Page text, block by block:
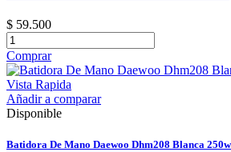
$ 59.500
Comprar
Vista Rapida
Añadir a comparar
Disponible
Batidora De Mano Daewoo Dhm208 Blanca